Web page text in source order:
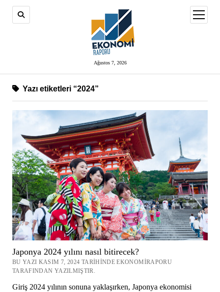
Ağustos 7, 2026
aç
Yazı etiketleri “2024”
Japonya 2024 yılını nasıl bitirecek?
BU YAZI KASIM 7, 2024 TARIHINDE EKONOMIRAPORU
TARAFINDAN YAZILMIŞTIR.
Giriş 2024 yılının sonuna yaklaşırken, Japonya ekonomisi